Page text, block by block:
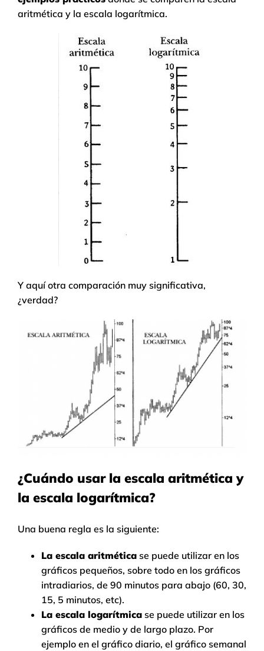
aritmética y la escala logarítmica.
Y aquí otra comparación muy significativa,
¿verdad?
¿Cuándo usar la escala aritmética y
la escala logarítmica?
Una buena regla es la siguiente:
La escala aritmética se puede utilizar en los
gráficos pequeños, sobre todo en los gráficos
intradiarios, de 90 minutos para abajo (60, 30,
15, 5 minutos, etc).
La escala logarítmica se puede utilizar en los
gráficos de medio y de largo plazo. Por
ejemplo en el gráfico diario, el gráfico semanal